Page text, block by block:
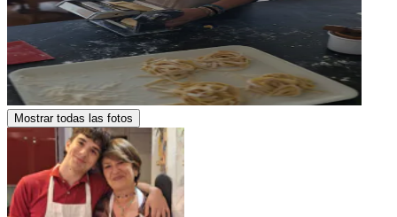
Mostrar todas las fotos